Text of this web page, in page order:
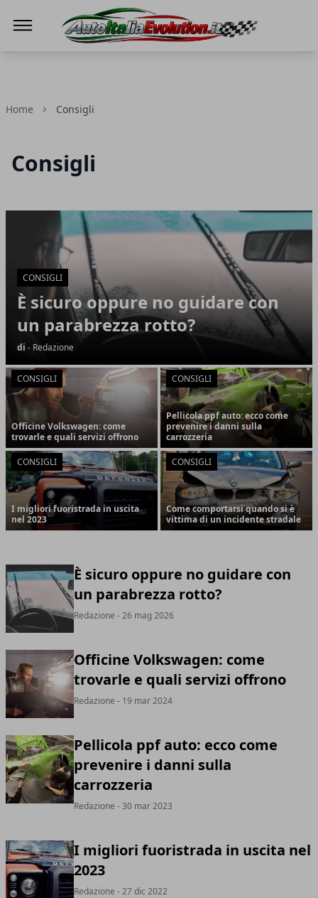
Home Consigli
Consigli
Articoli in Evidenza
CONSIGLI
È sicuro oppure no guidare con
un parabrezza rotto?
di - Redazione
CONSIGLI
Officine Volkswagen: come
trovarle e quali servizi offrono
CONSIGLI
Pellicola ppf auto: ecco come
prevenire i danni sulla
carrozzeria
CONSIGLI
I migliori fuoristrada in uscita
nel 2023
CONSIGLI
Come comportarsi quando si è
vittima di un incidente stradale
È sicuro oppure no guidare con
un parabrezza rotto?
Redazione - 26 mag 2026
Officine Volkswagen: come
trovarle e quali servizi offrono
Redazione - 19 mar 2024
Pellicola ppf auto: ecco come
prevenire i danni sulla
carrozzeria
Redazione - 30 mar 2023
I migliori fuoristrada in uscita nel
2023
Redazione - 27 dic 2022